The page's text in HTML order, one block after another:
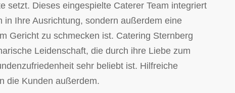
setzt. Dieses eingespielte Caterer Team integriert
Ihre Ausrichtung, sondern außerdem eine
Gericht zu schmecken ist. Catering Sternberg
Leidenschaft, die durch ihre Liebe zum
sehr beliebt ist. Hilfreiche
die Kunden außerdem.